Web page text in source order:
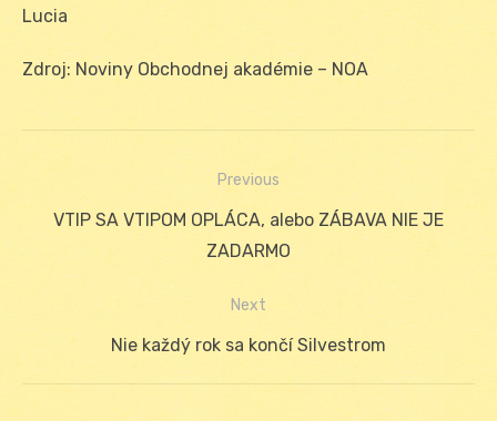
Lucia
Zdroj: Noviny Obchodnej akadémie – NOA
Navigácia
Previous
Previous
VTIP SA VTIPOM OPLÁCA, alebo ZÁBAVA NIE JE
ZADARMO
Next
Next
Nie každý rok sa končí Silvestrom